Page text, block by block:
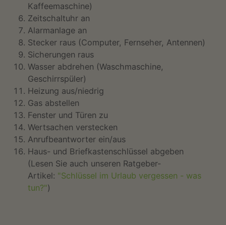
Kaffeemaschine)
Zeitschaltuhr an
Alarmanlage an
Stecker raus (Computer, Fernseher, Antennen)
Sicherungen raus
Wasser abdrehen (Waschmaschine,
Geschirrspüler)
Heizung aus/niedrig
Gas abstellen
Fenster und Türen zu
Wertsachen verstecken
Anrufbeantworter ein/aus
Haus- und Briefkastenschlüssel abgeben
(Lesen Sie auch unseren Ratgeber-
Artikel: "Schlüssel im Urlaub vergessen - was
tun?")